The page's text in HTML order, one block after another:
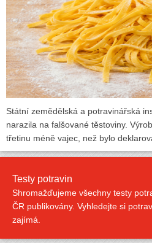
Státní zemědělská a potravinářská
narazila na falšované těstoviny.
třetinu méně vajec, než bylo
Testy potravin
Shromažďujeme všechny testy
ČR publikovány. Vyhledejte si
zajímá.